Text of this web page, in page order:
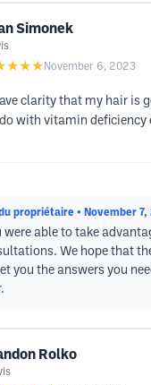
Simonek
November 6, 2023
clarity that my hair is
with vitamin deficiency
propriétaire • November
were able to take
We hope that
you the answers you
Rolko